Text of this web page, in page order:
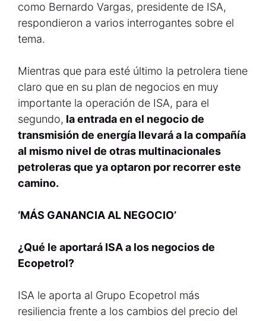
como Bernardo Vargas, presidente de ISA,
respondieron a varios interrogantes sobre el
tema.
Mientras que para esté último la petrolera tiene
claro que en su plan de negocios en muy
importante la operación de ISA, para el
segundo, la entrada en el negocio de
transmisión de energía llevará a la compañía
al mismo nivel de otras multinacionales
petroleras que ya optaron por recorrer este
camino.
‘MÁS GANANCIA AL NEGOCIO’
¿Qué le aportará ISA a los negocios de
Ecopetrol?
ISA le aporta al Grupo Ecopetrol más
resiliencia frente a los cambios del precio del